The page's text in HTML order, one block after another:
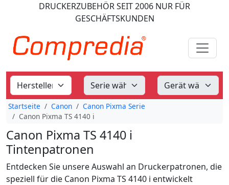
DRUCKERZUBEHÖRSEIT 2006 NUR FÜR
GESCHÄFTSKUNDEN
Startseite Canon
Canon Pixma Serie
Canon Pixma TS 4140 i
Canon Pixma TS 4140 i
Tintenpatronen
Entdecken Sie unsere Auswahl an Druckerpatronen, die
speziell für die Canon Pixma TS 4140 i entwickelt